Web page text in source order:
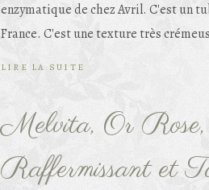
enzymatique de chez Avril. C'est un
France. C'est une texture très
LIRE LA SUITE
Melvita, Or
Raffermissant et